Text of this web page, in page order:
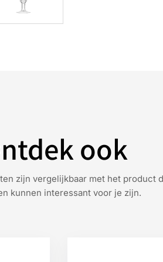
ook
zijn vergelijkbaar met het product
kunnen interessant voor je zijn.